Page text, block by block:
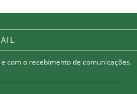
e com o recebimento de comunicações.